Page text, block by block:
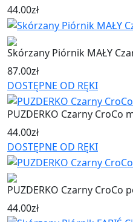
44.00zł
Skórzany Piórnik MAŁY
87.00zł
DOSTĘPNE OD RĘKI
PUZDERKO Czarny CroCo
44.00zł
DOSTĘPNE OD RĘKI
PUZDERKO Czarny CroCo
44.00zł